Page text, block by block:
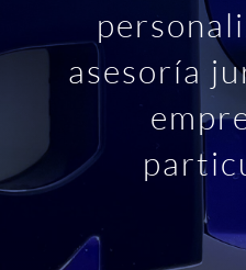
asesoría